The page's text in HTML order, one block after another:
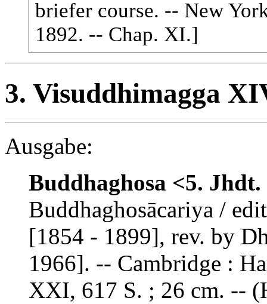
briefer course. -- New
1892. -- Chap. XI.]
3. Visuddhimagga
Ausgabe:
Buddhaghosa <5.
Buddhaghosācariya /
[1854 - 1899], rev. by
1966]. -- Cambridge :
XXI, 617 S. ; 26 cm. --